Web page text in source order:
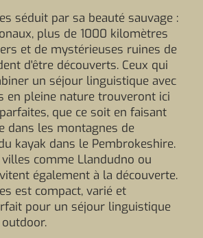
séduit par sa beauté sauvage :
plus de 1000 kilomètres
et de mystérieuses ruines de
d'être découverts. Ceux qui
un séjour linguistique avec
en pleine nature trouveront ici
que ce soit en faisant
dans les montagnes de
kayak dans le Pembrokeshire.
comme Llandudno ou
également à la découverte.
est compact, varié et
pour un séjour linguistique